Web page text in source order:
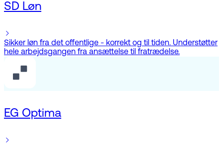
SD Løn
Sikker løn fra det offentlige - korrekt og til tiden. Understøtter
hele arbejdsgangen fra ansættelse til fratrædelse.
EG Optima